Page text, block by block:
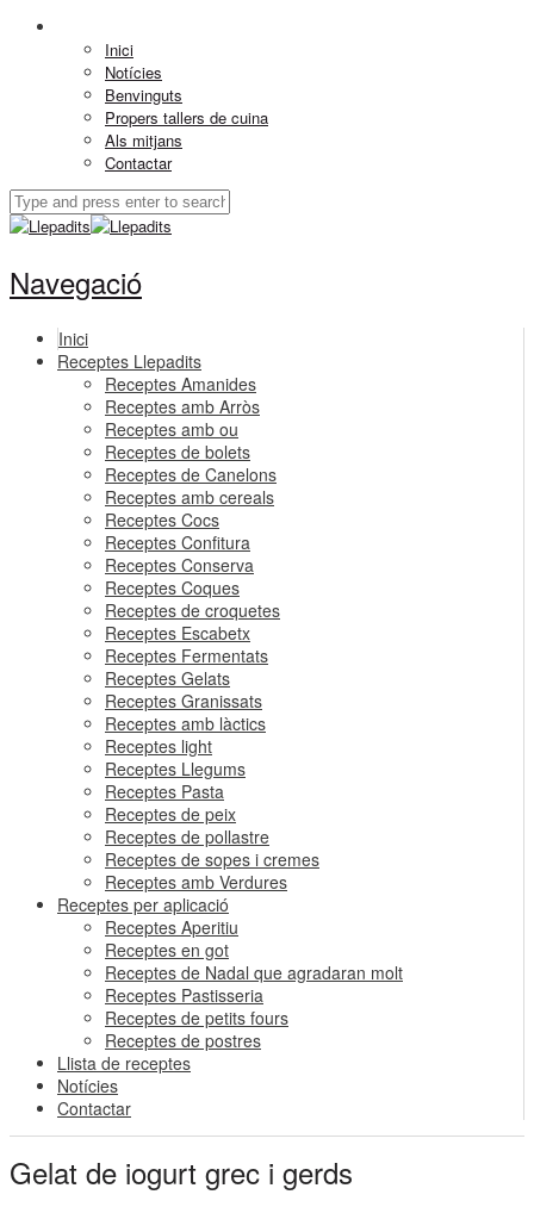
Inici
Notícies
Benvinguts
Propers tallers de cuina
Als mitjans
Contactar
Navegació
Inici
Receptes Llepadits
Receptes Amanides
Receptes amb Arròs
Receptes amb ou
Receptes de bolets
Receptes de Canelons
Receptes amb cereals
Receptes Cocs
Receptes Confitura
Receptes Conserva
Receptes Coques
Receptes de croquetes
Receptes Escabetx
Receptes Fermentats
Receptes Gelats
Receptes Granissats
Receptes amb làctics
Receptes light
Receptes Llegums
Receptes Pasta
Receptes de peix
Receptes de pollastre
Receptes de sopes i cremes
Receptes amb Verdures
Receptes per aplicació
Receptes Aperitiu
Receptes en got
Receptes de Nadal que agradaran molt
Receptes Pastisseria
Receptes de petits fours
Receptes de postres
Llista de receptes
Notícies
Contactar
Gelat de iogurt grec i gerds